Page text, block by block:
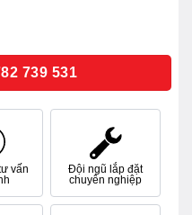
739 531
vấn
Đội ngũ lắp đặt
chuyên nghiệp